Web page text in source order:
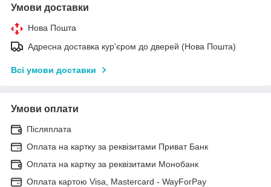
Умови доставки
Нова Пошта
Адресна доставка кур'єром до дверей (Нова Пошта)
Всі умови доставки
Умови оплати
Післяплата
Оплата на картку за реквізитами Приват Банк
Оплата на картку за реквізитами Монобанк
Оплата картою Visa, Mastercard - WayForPay